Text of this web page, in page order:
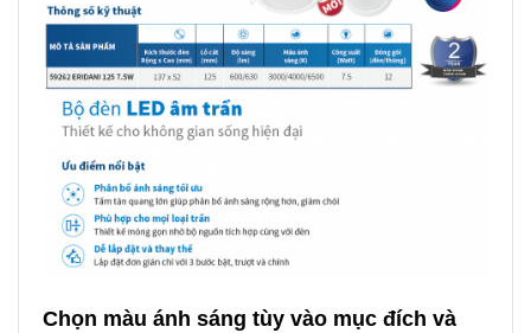
Chọn màu ánh sáng tùy vào mục đích và